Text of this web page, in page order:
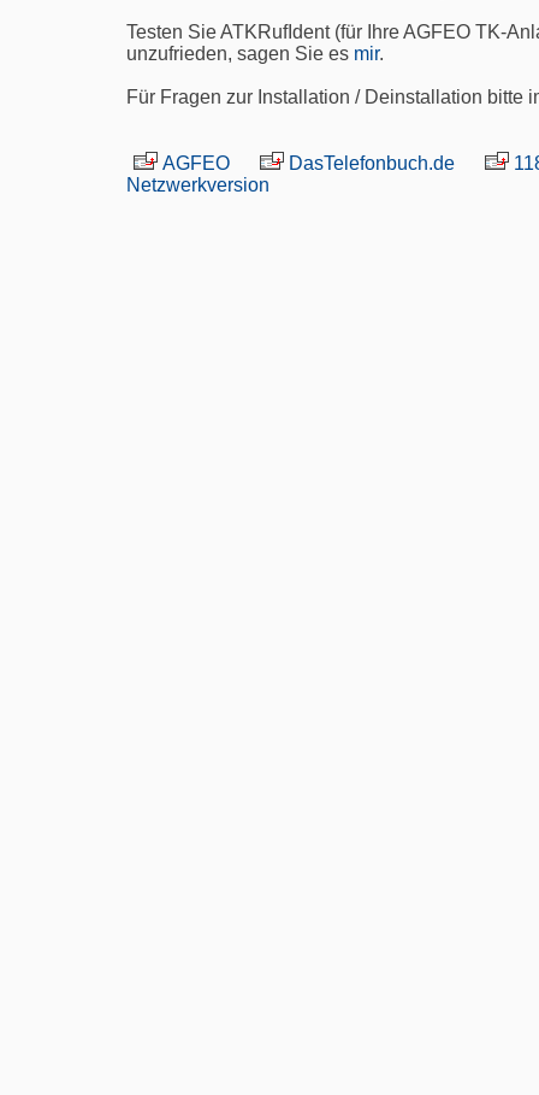
Testen Sie ATKRufIdent (für Ihre AGFEO TK-
unzufrieden, sagen Sie es mir.
Für Fragen zur Installation / Deinstallation bitte
AGFEO DasTelefonbuch.de
Netzwerkversion